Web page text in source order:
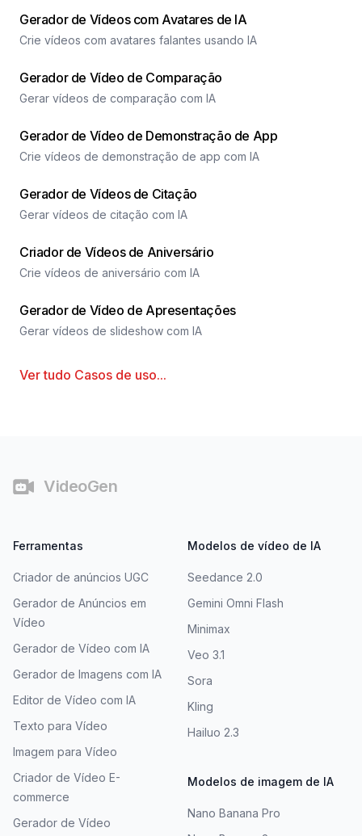
Gerador de Vídeos com Avatares de IA
Crie vídeos com avatares falantes usando IA
Gerador de Vídeo de Comparação
Gerar vídeos de comparação com IA
Gerador de Vídeo de Demonstração de App
Crie vídeos de demonstração de app com IA
Gerador de Vídeos de Citação
Gerar vídeos de citação com IA
Criador de Vídeos de Aniversário
Crie vídeos de aniversário com IA
Gerador de Vídeo de Apresentações
Gerar vídeos de slideshow com IA
Ver tudo Casos de uso...
VideoGen
Ferramentas
Criador de anúncios UGC
Gerador de Anúncios em
Vídeo
Gerador de Vídeo com IA
Gerador de Imagens com IA
Editor de Vídeo com IA
Texto para Vídeo
Imagem para Vídeo
Criador de Vídeo E-
commerce
Gerador de Vídeo
Modelos de vídeo de IA
Seedance 2.0
Gemini Omni Flash
Minimax
Veo 3.1
Sora
Kling
Hailuo 2.3
Modelos de imagem de IA
Nano Banana Pro